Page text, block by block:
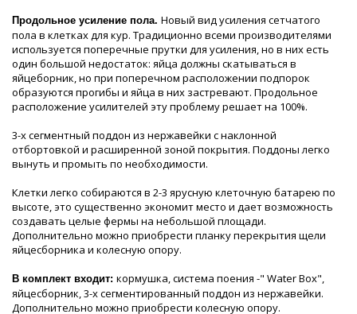
Продольное усиление пола. Новый вид усиления сетчатого
пола в клетках для кур. Традиционно всеми производителями
используется поперечные прутки для усиления, но в них есть
один большой недостаток: яйца должны скатываться в
яйцеборник, но при поперечном расположении подпорок
образуются прогибы и яйца в них застревают. Продольное
расположение усилителей эту проблему решает на 100%.
3-х сегментный поддон из нержавейки с наклонной
отбортовкой и расширенной зоной покрытия. Поддоны легко
вынуть и промыть по необходимости.
Клетки легко собираются в 2-3 ярусную клеточную батарею по
высоте, это существенно экономит место и дает возможность
создавать целые фермы на небольшой площади.
Дополнительно можно приобрести планку перекрытия щели
яйцесборника и колесную опору.
В комплект входит: кормушка, система поения -" Water Box",
яйцесборник, 3-х сегментированный поддон из нержавейки.
Дополнительно можно приобрести колесную опору.